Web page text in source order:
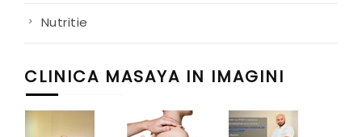
Nutritie
CLINICA MASAYA IN IMAGINI